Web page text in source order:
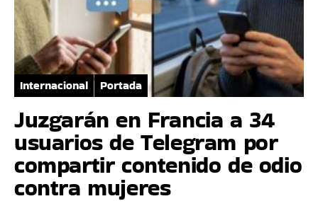
Internacional Portada
Juzgarán en Francia a 34
usuarios de Telegram por
compartir contenido de odio
contra mujeres